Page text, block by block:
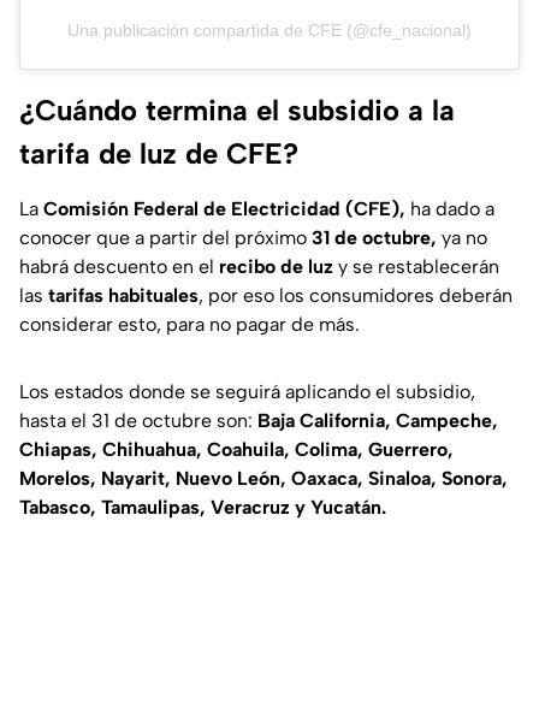
Una publicación compartida de CFE (@cfe_nacional)
¿Cuándo termina el subsidio a la
tarifa de luz de CFE?
La Comisión Federal de Electricidad (CFE), ha dado a
conocer que a partir del próximo 31 de octubre, ya no
habrá descuento en el recibo de luz y se restablecerán
las tarifas habituales, por eso los consumidores deberán
considerar esto, para no pagar de más.
Los estados donde se seguirá aplicando el subsidio,
hasta el 31 de octubre son: Baja California, Campeche,
Chiapas, Chihuahua, Coahuila, Colima, Guerrero,
Morelos, Nayarit, Nuevo León, Oaxaca, Sinaloa, Sonora,
Tabasco, Tamaulipas, Veracruz y Yucatán.